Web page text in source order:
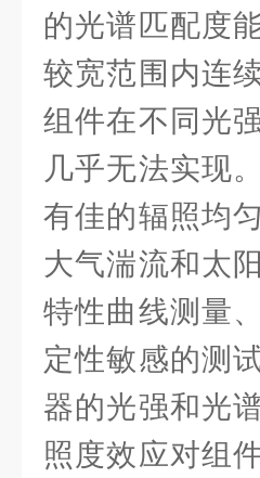
的光谱匹配度
较宽范围内连
组件在不同光
几乎无法实现
有佳的辐照均
大气湍流和太
特性曲线测量
定性敏感的测
器的光强和光
照度效应对组